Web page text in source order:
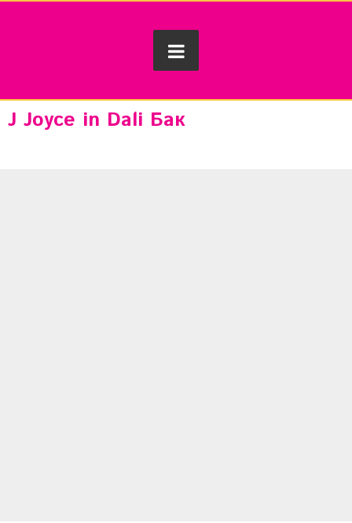
J Joyce in Dali Бак